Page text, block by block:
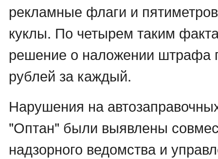
рекламные флаги и
куклы. По четырем таким
решение о наложении штрафа
рублей за каждый.
Нарушения на
"Оптан" были выявлены
надзорного ведомства и